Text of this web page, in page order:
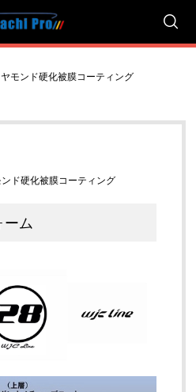
けるお客様への企画）
案【研究開発商品】
モンド硬化被膜コーティング
ド硬化被膜コーティング
ーム